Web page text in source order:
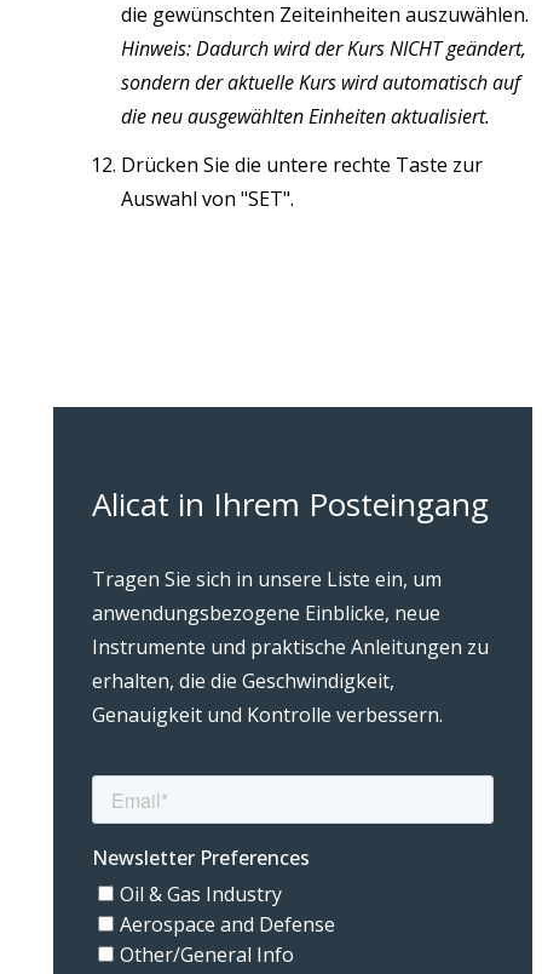
die gewünschten Zeiteinheiten auszuwählen.
Hinweis: Dadurch wird der Kurs NICHT geändert,
sondern der aktuelle Kurs wird automatisch auf
die neu ausgewählten Einheiten aktualisiert.
Drücken Sie die untere rechte Taste zur
Auswahl von "SET".
Alicat in Ihrem Posteingang
Tragen Sie sich in unsere Liste ein, um
anwendungsbezogene Einblicke, neue
Instrumente und praktische Anleitungen zu
erhalten, die die Geschwindigkeit,
Genauigkeit und Kontrolle verbessern.